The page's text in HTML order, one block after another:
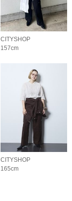
CITYSHOP
157cm
CITYSHOP
165cm